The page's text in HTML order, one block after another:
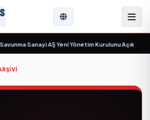
Sanayi AŞ Yeni Yönetim Kurulunu Açıkladı